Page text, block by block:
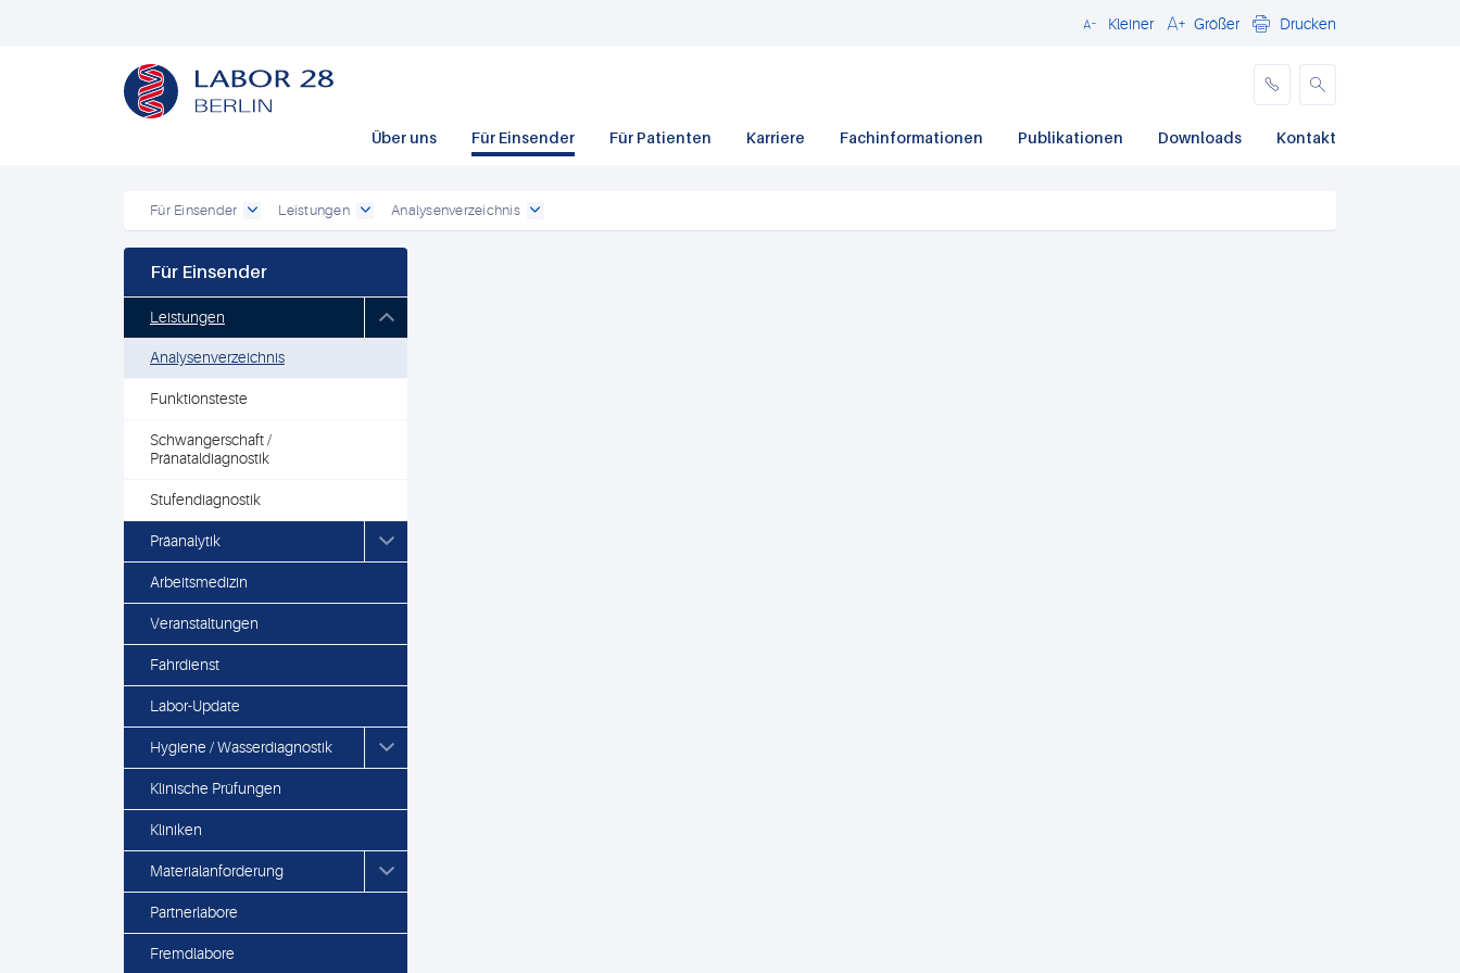
Schließen
Kleiner Größer Drucken
Über uns Für Einsender Für Patienten Karriere Fachinformationen Publikationen Downloads Kontakt
Für Einsender Leistungen Analysenverzeichnis
Für Einsender
Leistungen
Analysenverzeichnis
Funktionsteste
Schwangerschaft /
Pränataldiagnostik
Stufendiagnostik
Präanalytik
Arbeitsmedizin
Veranstaltungen
Fahrdienst
Labor-Update
Hygiene / Wasserdiagnostik
Klinische Prüfungen
Kliniken
Materialanforderung
Partnerlabore
Fremdlabore